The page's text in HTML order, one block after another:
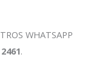
WHATSAPP
.